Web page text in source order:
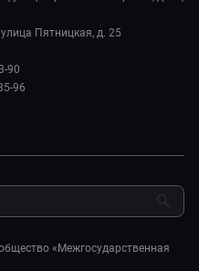
Пятницкая, д. 25
90
96
«Межгосударственная